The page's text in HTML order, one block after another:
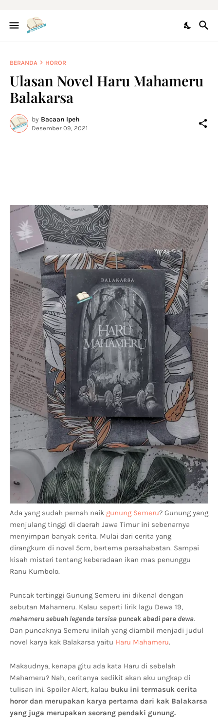
BERANDA HOROR
Ulasan Novel Haru Mahameru
Balakarsa
by Bacaan Ipeh
Desember 09, 2021
Ada yang sudah pernah naik gunung Semeru? Gunung yang
menjulang tinggi di daerah Jawa Timur ini sebenarnya
menyimpan banyak cerita. Mulai dari cerita yang
dirangkum di novel 5cm, bertema persahabatan. Sampai
kisah misteri tentang keberadaan ikan mas penunggu
Ranu Kumbolo.
Puncak tertinggi Gunung Semeru ini dikenal dengan
sebutan Mahameru. Kalau seperti lirik lagu Dewa 19,
mahameru sebuah legenda tersisa puncak abadi para dewa.
Dan puncaknya Semeru inilah yang diambil menjadi judul
novel karya kak Balakarsa yaitu Haru Mahameru.
Maksudnya, kenapa gitu ada kata Haru di sebelah
Mahameru? Nah, ceritanya sedikit akan aku ungkap di
tulisan ini. Spoiler Alert, kalau buku ini termasuk cerita
horor dan merupakan karya pertama dari kak Balakarsa
yang juga merupakan seorang pendaki gunung.